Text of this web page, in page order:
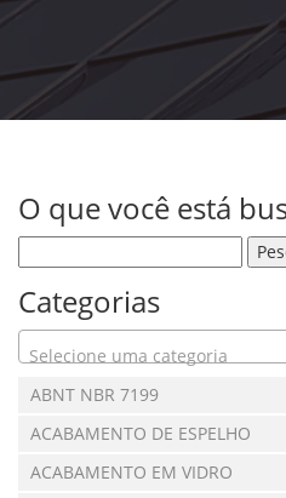
O que você está
Categorias
Selecione uma categoria
ABNT NBR 7199
ACABAMENTO DE ESPELHO
ACABAMENTO EM VIDRO